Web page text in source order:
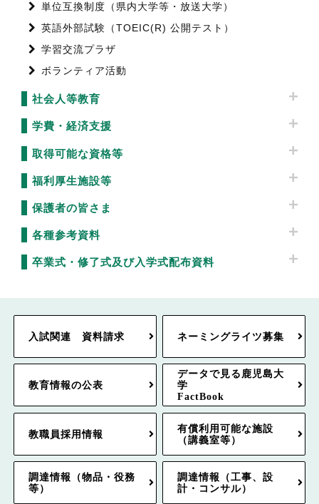
単位互換制度（県内大学等・放送大学）
英語外部試験（TOEIC(R) 公開テスト）
学習交流プラザ
ボランティア活動
社会人等教育
学費・経済支援
取得可能な資格等
福利厚生施設等
保護者の皆さま
各種参考資料
卒業式・修了式及び入学式配布資料
入試関連 資料請求 ネーミングライツ募集
教育情報の公表
データで見る鹿児島大
学
FactBook
教職員採用情報
有償利用可能な施設
（講義室等）
調達情報（物品・役務
等）
調達情報（工事、設
計・コンサル）